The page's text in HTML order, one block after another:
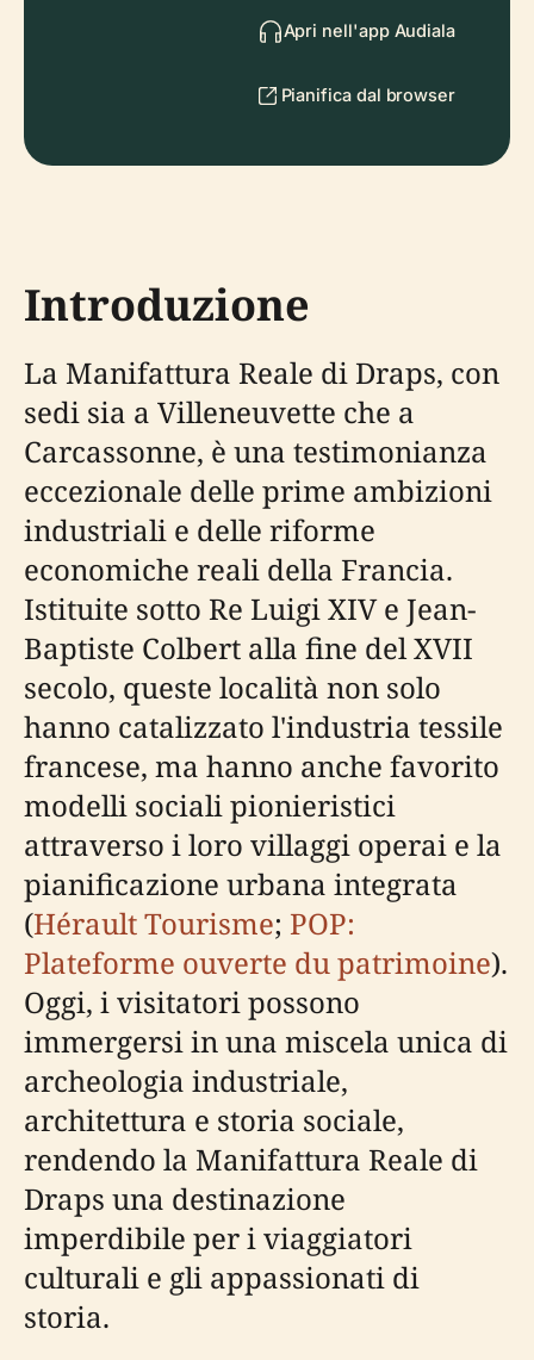
Apri nell'app Audiala
Pianifica dal browser
Introduzione
La Manifattura Reale di Draps, con
sedi sia a Villeneuvette che a
Carcassonne, è una testimonianza
eccezionale delle prime ambizioni
industriali e delle riforme
economiche reali della Francia.
Istituite sotto Re Luigi XIV e Jean-
Baptiste Colbert alla fine del XVII
secolo, queste località non solo
hanno catalizzato l'industria tessile
francese, ma hanno anche favorito
modelli sociali pionieristici
attraverso i loro villaggi operai e la
pianificazione urbana integrata
(Hérault Tourisme; POP:
Plateforme ouverte du patrimoine).
Oggi, i visitatori possono
immergersi in una miscela unica di
archeologia industriale,
architettura e storia sociale,
rendendo la Manifattura Reale di
Draps una destinazione
imperdibile per i viaggiatori
culturali e gli appassionati di
storia.